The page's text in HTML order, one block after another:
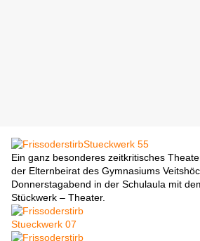
Ein ganz besonderes zeitkritisches
der Elternbeirat des Gymnasiums
Donnerstagabend in der Schulaula mit
Stückwerk – Theater.